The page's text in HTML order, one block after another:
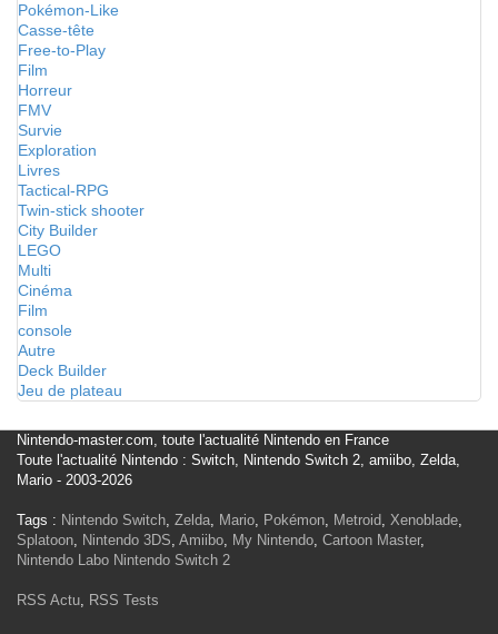
Pokémon-Like
Casse-tête
Free-to-Play
Film
Horreur
FMV
Survie
Exploration
Livres
Tactical-RPG
Twin-stick shooter
City Builder
LEGO
Multi
Cinéma
Film
console
Autre
Deck Builder
Jeu de plateau
Nintendo-master.com, toute l'actualité Nintendo en France
Toute l'actualité Nintendo : Switch, Nintendo Switch 2, amiibo, Zelda,
Mario - 2003-2026
Tags : Nintendo Switch, Zelda, Mario, Pokémon, Metroid, Xenoblade,
Splatoon, Nintendo 3DS, Amiibo, My Nintendo, Cartoon Master,
Nintendo Labo Nintendo Switch 2
RSS Actu, RSS Tests